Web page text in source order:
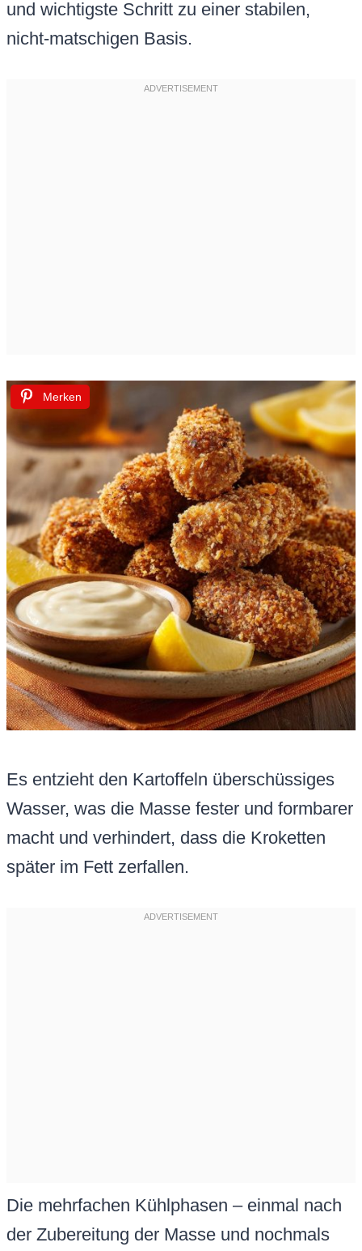
und wichtigste Schritt zu einer stabilen,
nicht-matschigen Basis.
Merken
Es entzieht den Kartoffeln überschüssiges
Wasser, was die Masse fester und formbarer
macht und verhindert, dass die Kroketten
später im Fett zerfallen.
Die mehrfachen Kühlphasen – einmal nach
der Zubereitung der Masse und nochmals